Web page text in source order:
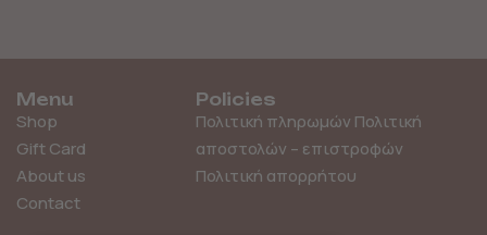
Menu
Shop
Gift Card
About us
Contact
Policies
Πολιτική πληρωμών Πολιτική
αποστολών – επιστροφών
Πολιτική απορρήτου